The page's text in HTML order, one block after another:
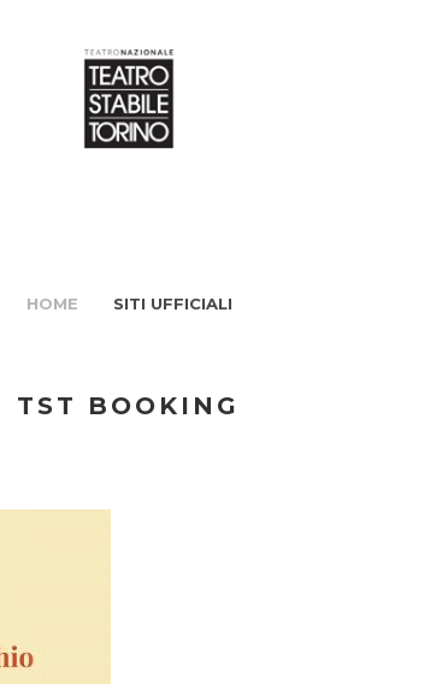
HOME SITI UFFICIALI
TST BOOKING